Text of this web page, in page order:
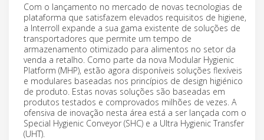
Com o lançamento no mercado de novas tecnologias de
plataforma que satisfazem elevados requisitos de higiene,
a Interroll expande a sua gama existente de soluções de
transportadores que permite um tempo de
armazenamento otimizado para alimentos no setor da
venda a retalho. Como parte da nova Modular Hygienic
Platform (MHP), estão agora disponíveis soluções flexíveis
e modulares baseadas nos princípios de design higiénico
de produto. Estas novas soluções são baseadas em
produtos testados e comprovados milhões de vezes. A
ofensiva de inovação nesta área está a ser lançada com o
Special Hygienic Conveyor (SHC) e a Ultra Hygienic Transfer
(UHT).